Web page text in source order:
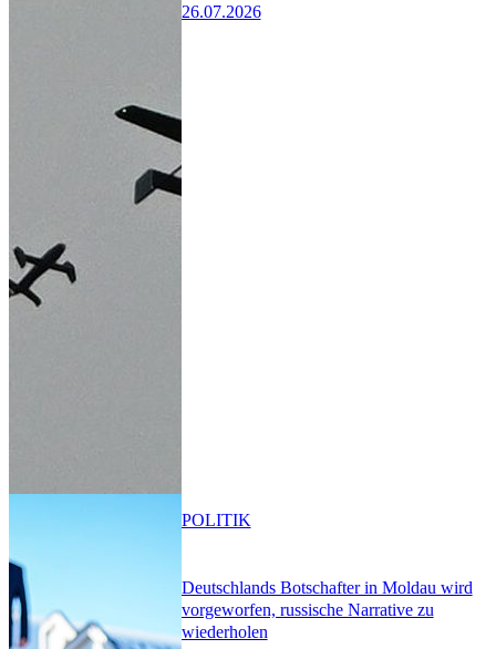
26.07.2026
Deutschlands Botschafter in Moldau wird
vorgeworfen, russische Narrative zu
wiederholen
POLITIK